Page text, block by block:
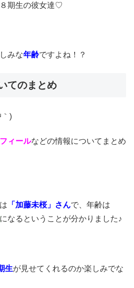
期生の彼女達♡
みな年齢ですよね！？
てのまとめ
｀)
ィールなどの情報についてまとめ
「加藤未桜」さんで、年齢は
になるということが分かりました♪
生が見せてくれるのか楽しみでな